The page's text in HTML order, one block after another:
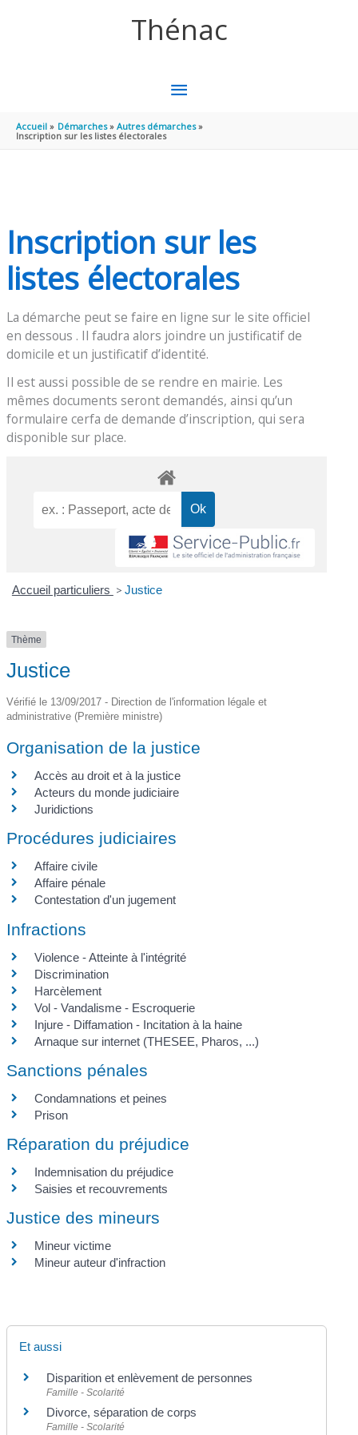
Thénac
MENU
PRINCIPAL
Accueil Démarches
Autres démarches
Inscription sur les listes électorales
Inscription sur les
listes électorales
La démarche peut se faire en ligne sur le site officiel
en dessous . Il faudra alors joindre un justificatif de
domicile et un justificatif d’identité.
Il est aussi possible de se rendre en mairie. Les
mêmes documents seront demandés, ainsi qu’un
formulaire cerfa de demande d’inscription, qui sera
disponible sur place.
Accueil particuliers > Justice
Thème
Justice
Vérifié le 13/09/2017 - Direction de l'information légale et
administrative (Première ministre)
Organisation de la justice
Accès au droit et à la justice
Acteurs du monde judiciaire
Juridictions
Procédures judiciaires
Affaire civile
Affaire pénale
Contestation d'un jugement
Infractions
Violence - Atteinte à l'intégrité
Discrimination
Harcèlement
Vol - Vandalisme - Escroquerie
Injure - Diffamation - Incitation à la haine
Arnaque sur internet (THESEE, Pharos, ...)
Sanctions pénales
Condamnations et peines
Prison
Réparation du préjudice
Indemnisation du préjudice
Saisies et recouvrements
Justice des mineurs
Mineur victime
Mineur auteur d'infraction
Et aussi
Disparition et enlèvement de personnes
Famille - Scolarité
Divorce, séparation de corps
Famille - Scolarité